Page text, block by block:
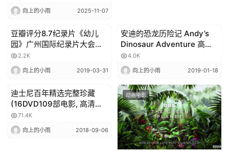
向上的小雨 2025-11-07
动画电影
豆瓣评分8.7纪录片《幼儿
园》广州国际纪录片大会获
奖作品
2.2K
向上的小雨 2019-03-31
动画电影
安迪的恐龙历险记 Andy’s
Dinosaur Adventure 高清
英字 – BBC科普剧
4.0K
向上的小雨 2019-01-18
动画电影
迪士尼百年精选完整珍藏
(16DVD109部电影, 高清双
语)百度网盘
71.4K
向上的小雨 2018-09-06
动画电影